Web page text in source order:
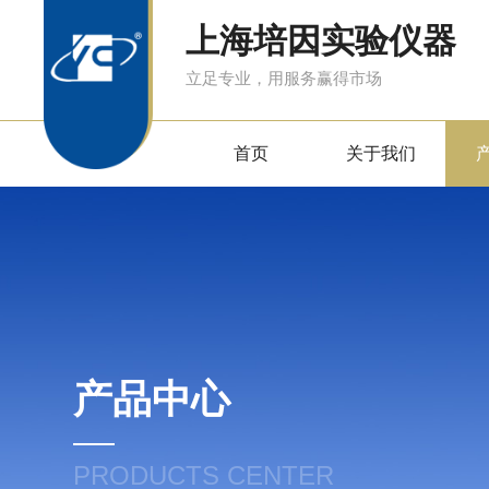
上海培因实验仪器
立足专业，用服务赢得市场
首页 关于我们
产品中心
PRODUCTS CENTER